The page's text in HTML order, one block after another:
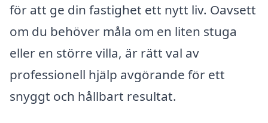
för att ge din fastighet ett nytt liv. Oavsett
om du behöver måla om en liten stuga
eller en större villa, är rätt val av
professionell hjälp avgörande för ett
snyggt och hållbart resultat.